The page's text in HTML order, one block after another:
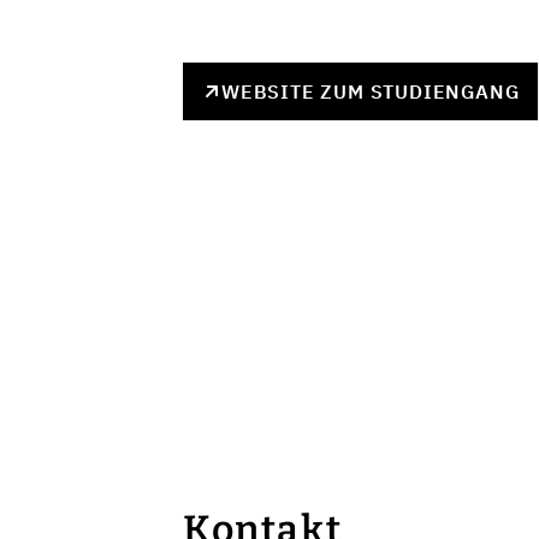
WEBSITE ZUM STUDIENGANG
Kontakt